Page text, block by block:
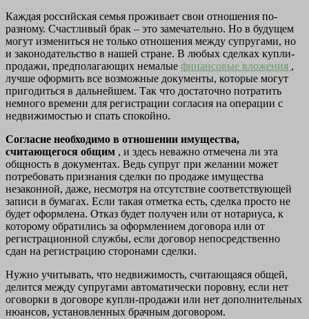
Каждая российская семья проживает свои отношения по-
разному. Счастливый брак – это замечательно. Но в будущем
могут измениться не только отношения между супругами, но
и законодательство в нашей стране. В любых сделках купли-
продажи, предполагающих немалые финансовые вложения ,
лучше оформить все возможные документы, которые могут
пригодиться в дальнейшем. Так что достаточно потратить
немного времени для регистрации согласия на операции с
недвижимостью и спать спокойно.
Согласие необходимо в отношении имущества,
считающегося общим , и здесь неважно отмечена ли эта
общность в документах. Ведь супруг при желании может
потребовать признания сделки по продаже имущества
незаконной, даже, несмотря на отсутствие соответствующей
записи в бумагах. Если такая отметка есть, сделка просто не
будет оформлена. Отказ будет получен или от нотариуса, к
которому обратились за оформлением договора или от
регистрационной службы, если договор непосредственно
сдан на регистрацию сторонами сделки.
Нужно учитывать, что недвижимость, считающаяся общей,
делится между супругами автоматически поровну, если нет
оговорки в договоре купли-продажи или нет дополнительных
нюансов, установленных брачным договором.